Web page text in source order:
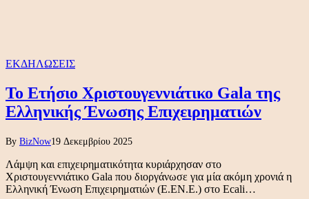
ΕΚΔΗΛΩΣΕΙΣ
Το Ετήσιο Χριστουγεννιάτικο Gala της
Ελληνικής Ένωσης Επιχειρηματιών
By BizNow19 Δεκεμβρίου 2025
Λάμψη και επιχειρηματικότητα κυριάρχησαν στο
Χριστουγεννιάτικο Gala που διοργάνωσε για μία ακόμη χρονιά η
Ελληνική Ένωση Επιχειρηματιών (Ε.ΕΝ.Ε.) στο Ecali…